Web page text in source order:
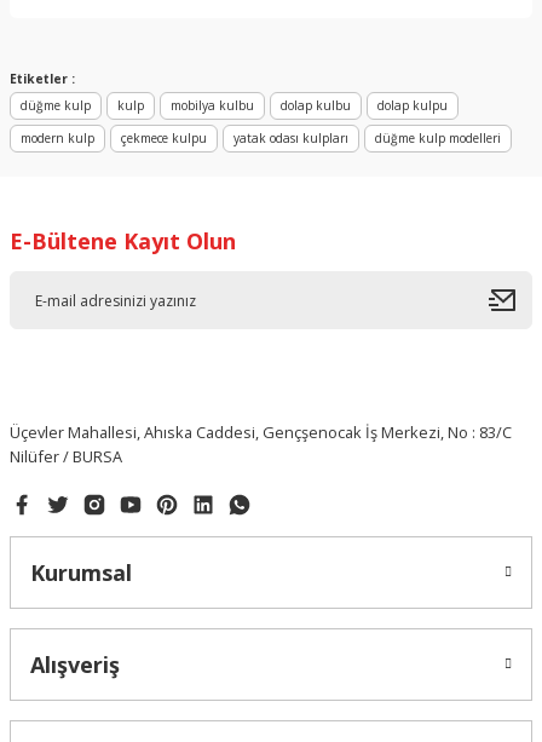
Etiketler :
düğme kulp
kulp mobilya kulbu dolap kulbu
dolap kulpu
modern kulp
çekmece kulpu yatak odası kulpları düğme kulp modelleri
E-Bültene Kayıt Olun
Üçevler Mahallesi, Ahıska Caddesi, Gençşenocak İş Merkezi, No : 83/C
Nilüfer / BURSA
Kurumsal
Alışveriş